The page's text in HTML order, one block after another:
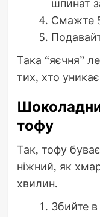
Смажте
Така “яєчня”
тих, хто
тофу
Так, тофу
ніжний, як
хвилин.
Збийте